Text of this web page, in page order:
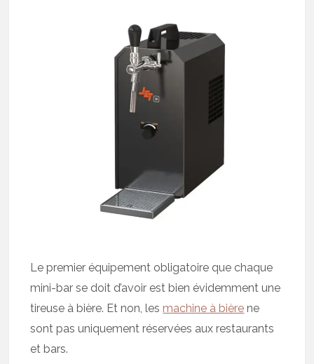
Le premier équipement obligatoire que chaque
mini-bar se doit d’avoir est bien évidemment une
tireuse à bière. Et non, les machine à bière ne
sont pas uniquement réservées aux restaurants
et bars.